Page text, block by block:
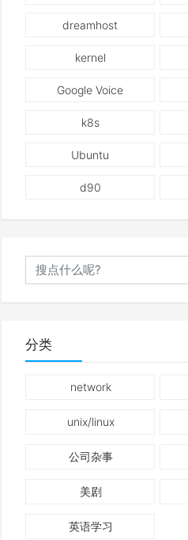
dreamhost
kernel
Google Voice
k8s
Ubuntu
d90
分类
network
unix/linux
公司杂事
美剧
英语学习